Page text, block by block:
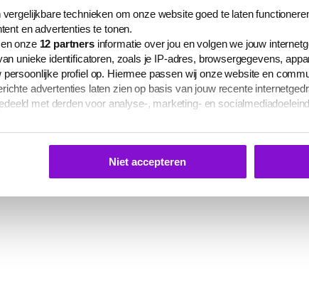
technieken om onze website goed te laten
en advertenties te tonen.
onze 12 partners informatie over jou en volgen we jouw
unieke identificatoren, zoals je IP-adres, browsergegevens,
profiel op. Hiermee passen wij onze website en
advertenties laten zien op basis van jouw recente
met derden voor analyse-, marketing- en
op het tabblad 'Details' in deze cookiemelding. Hieronder kun
je gepersonaliseerde advertenties te laten zien.
moment aanpassen of intrekken viadeze link, het Cookiebot-logo
Niet accepteren